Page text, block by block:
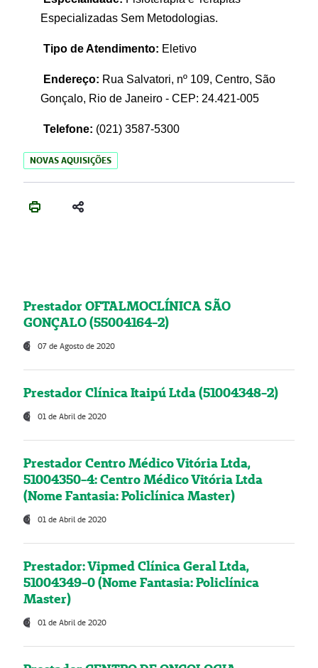
Especializadas Sem Metodologias.
Tipo de Atendimento: Eletivo
Endereço: Rua Salvatori, nº 109, Centro, São
Gonçalo, Rio de Janeiro - CEP: 24.421-005
Telefone: (021) 3587-5300
NOVAS AQUISIÇÕES
Prestador OFTALMOCLÍNICA SÃO
GONÇALO (55004164-2)
07 de Agosto de 2020
Prestador Clínica Itaipú Ltda (51004348-2)
01 de Abril de 2020
Prestador Centro Médico Vitória Ltda,
51004350-4: Centro Médico Vitória Ltda
(Nome Fantasia: Policlínica Master)
01 de Abril de 2020
Prestador: Vipmed Clínica Geral Ltda,
51004349-0 (Nome Fantasia: Policlínica
Master)
01 de Abril de 2020